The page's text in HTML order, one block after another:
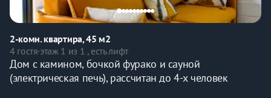
2-комн. квартира, 45 м2
4 гостя·этаж 1 из 1 , есть лифт
Дом с камином, бочкой фурако и сауной
(электрическая печь), рассчитан до 4-х человек